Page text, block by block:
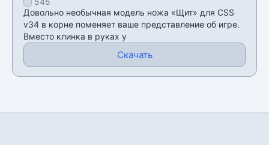
Довольно необычная модель ножа «Щит» для CSS
v34 в корне поменяет ваше представление об игре.
Вместо клинка в руках у
Скачать